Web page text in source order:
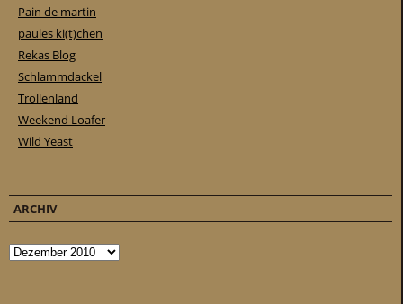
Pain de martin
paules ki(t)chen
Rekas Blog
Schlammdackel
Trollenland
Weekend Loafer
Wild Yeast
ARCHIV
Archiv